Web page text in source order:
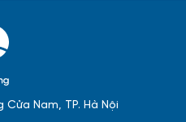
Nam, TP. Hà Nội